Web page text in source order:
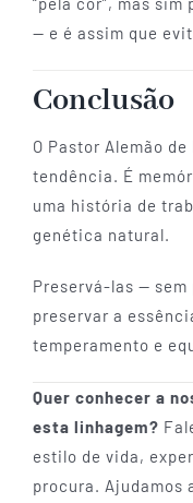
— e é assim que
Conclusão
O Pastor Alemão
tendência. É
uma história de
genética natural.
Preservá-las —
preservar a
temperamento e
Quer conhecer a
esta linhagem?
estilo de vida,
procura. Ajudamos